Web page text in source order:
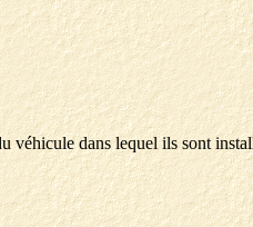
véhicule dans lequel ils sont